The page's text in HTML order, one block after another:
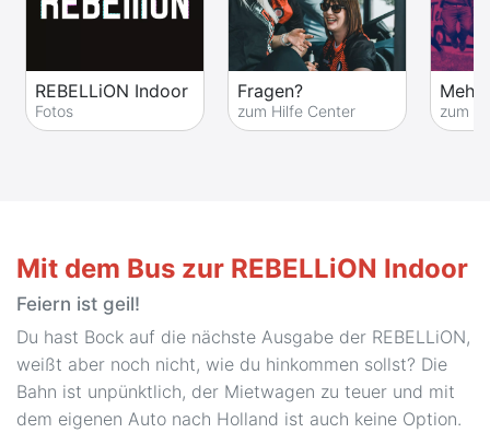
REBELLiON Indoor
Fotos
Fragen?
zum Hilfe Center
Mehr
zum
Mit dem Bus zur REBELLiON Indoor
Feiern ist geil!
Du hast Bock auf die nächste Ausgabe der REBELLiON,
weißt aber noch nicht, wie du hinkommen sollst? Die
Bahn ist unpünktlich, der Mietwagen zu teuer und mit
dem eigenen Auto nach Holland ist auch keine Option.